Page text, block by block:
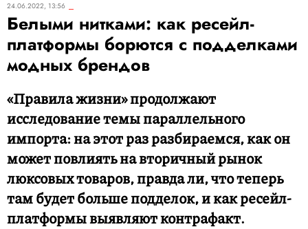
24.06.2022, 13:56
Белыми нитками: как ресейл-
платформы борются с подделками
модных брендов
«Правила жизни» продолжают
исследование темы параллельного
импорта: на этот раз разбираемся, как он
может повлиять на вторичный рынок
люксовых товаров, правда ли, что теперь
там будет больше подделок, и как ресейл-
платформы выявляют контрафакт.